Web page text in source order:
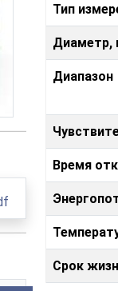
Тип
Диаметр,
Диапазон
Время
Срок